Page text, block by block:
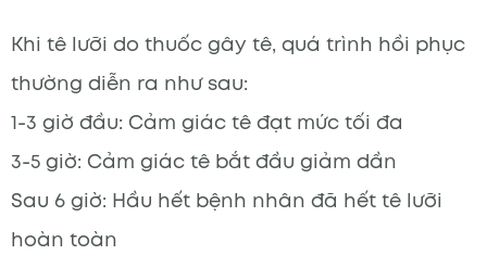
Khi tê lưỡi do thuốc gây tê, quá trình hồi phục
thường diễn ra như sau:
1-3 giờ đầu: Cảm giác tê đạt mức tối đa
3-5 giờ: Cảm giác tê bắt đầu giảm dần
Sau 6 giờ: Hầu hết bệnh nhân đã hết tê lưỡi
hoàn toàn